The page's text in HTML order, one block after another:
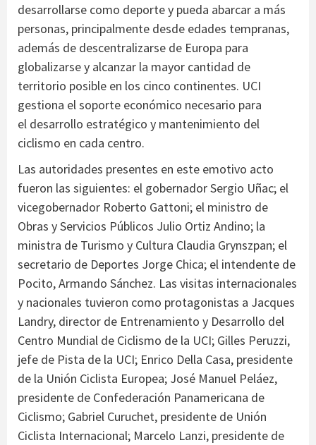
desarrollarse como deporte y pueda abarcar a más
personas, principalmente desde edades tempranas,
además de descentralizarse de Europa para
globalizarse y alcanzar la mayor cantidad de
territorio posible en los cinco continentes. UCI
gestiona el soporte económico necesario para
el desarrollo estratégico y mantenimiento del
ciclismo en cada centro.
Las autoridades presentes en este emotivo acto
fueron las siguientes: el gobernador Sergio Uñac; el
vicegobernador Roberto Gattoni; el ministro de
Obras y Servicios Públicos Julio Ortiz Andino; la
ministra de Turismo y Cultura Claudia Grynszpan; el
secretario de Deportes Jorge Chica; el intendente de
Pocito, Armando Sánchez. Las visitas internacionales
y nacionales tuvieron como protagonistas a Jacques
Landry, director de Entrenamiento y Desarrollo del
Centro Mundial de Ciclismo de la UCI; Gilles Peruzzi,
jefe de Pista de la UCI; Enrico Della Casa, presidente
de la Unión Ciclista Europea; José Manuel Peláez,
presidente de Confederación Panamericana de
Ciclismo; Gabriel Curuchet, presidente de Unión
Ciclista Internacional; Marcelo Lanzi, presidente de